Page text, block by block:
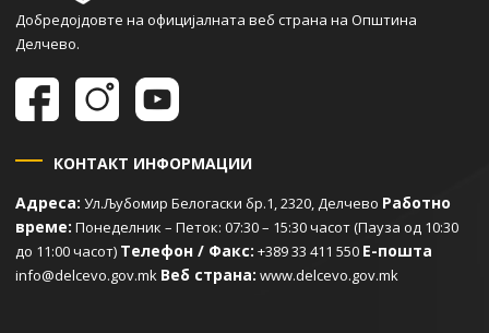
Добредојдовте на официјалната веб страна на Општина
Делчево.
КОНТАКТ ИНФОРМАЦИИ
Адреса: Ул.Љубомир Белогаски бр.1, 2320, Делчево Работно
време: Понеделник – Петок: 07:30 – 15:30 часот (Пауза од 10:30
до 11:00 часот) Телефон / Факс: +389 33 411 550 Е-пошта
info@delcevo.gov.mk Веб страна: www.delcevo.gov.mk